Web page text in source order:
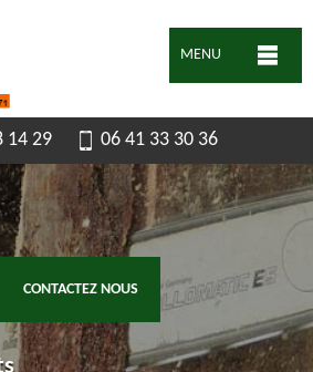
MENU
14 29 06 41 33 30 36
CONTACTEZ NOUS